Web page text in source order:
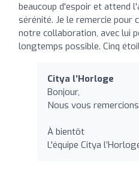
beaucoup d'espoir et attend
sérénité. Je le remercie pour
notre collaboration, avec lui
longtemps possible. Cinq
Citya l’Horloge
Bonjour,
Nous vous
À bientôt
L'équipe Citya